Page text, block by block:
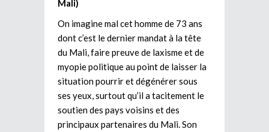
Mali)
On imagine mal cet homme de 73 ans
dont c’est le dernier mandat à la tête
du Mali, faire preuve de laxisme et de
myopie politique au point de laisser la
situation pourrir et dégénérer sous
ses yeux, surtout qu’il a tacitement le
soutien des pays voisins et des
principaux partenaires du Mali. Son